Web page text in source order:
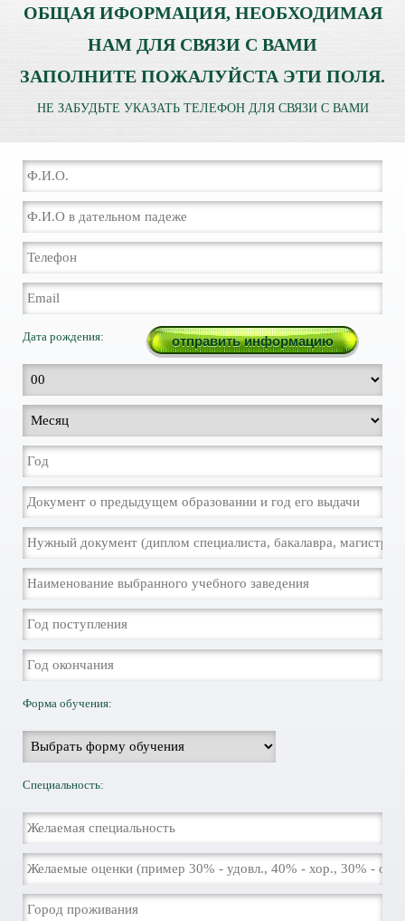
ОБЩАЯ ИФОРМАЦИЯ, НЕОБХОДИМАЯ
НАМ ДЛЯ СВЯЗИ С ВАМИ
ЗАПОЛНИТЕ ПОЖАЛУЙСТА ЭТИ ПОЛЯ.
НЕ ЗАБУДЬТЕ УКАЗАТЬ ТЕЛЕФОН ДЛЯ СВЯЗИ С ВАМИ
Дата рождения:
Форма обучения:
Специальность: